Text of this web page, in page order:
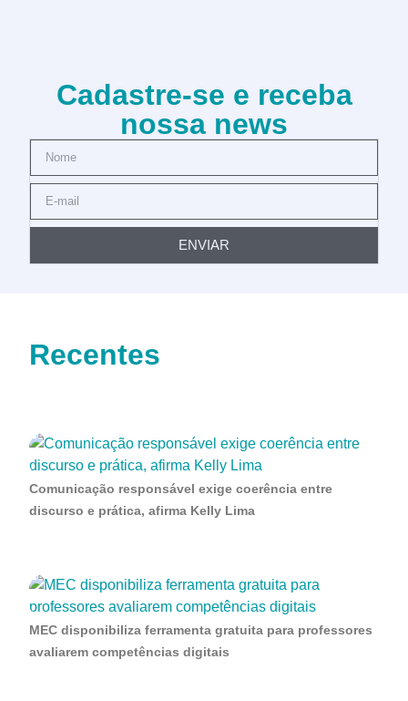
Cadastre-se e receba
nossa news
ENVIAR
Recentes
Comunicação responsável exige coerência entre
discurso e prática, afirma Kelly Lima
MEC disponibiliza ferramenta gratuita para professores
avaliarem competências digitais